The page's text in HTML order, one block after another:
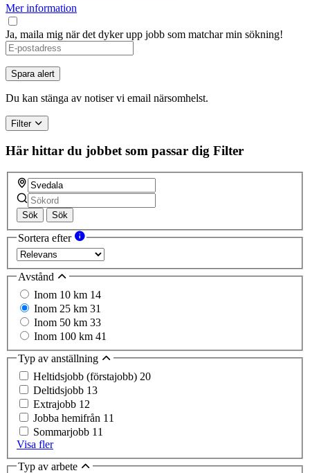
Mer information
Ja, maila mig när det dyker upp jobb som matchar min sökning!
If
you
are
a
human,
this
field
Spara alert
Du kan stänga av notiser vi email närsomhelst.
Filter
Här hittar du jobbet som passar dig Filter
Sök Sök
Sortera efter
Avstånd
Inom 10 km 14
Inom 25 km 31
Inom 50 km 33
Inom 100 km 41
Typ av anställning
Heltidsjobb (förstajobb) 20
Deltidsjobb 13
Extrajobb 12
Jobba hemifrån 11
Sommarjobb 11
Visa fler
Typ av arbete